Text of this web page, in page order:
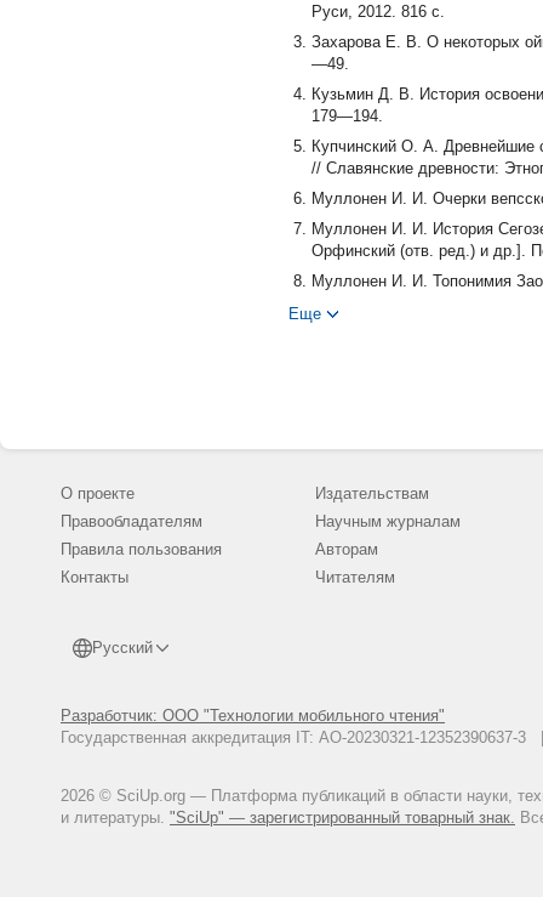
Руси, 2012. 816 с.
Захарова Е. В. О некоторых
—49.
Кузьмин Д. В. История
179—194.
Купчинский О. А. Древнейшие
// Славянские древности:
Муллонен И. И. Очерки
Муллонен И. И. История
Орфинский (отв. ред.) и др.].
Муллонен И. И. Топонимия
Никонов В. А. География
Никонов В. А. История
С. 172—194.
Hakulinen L. Suomen kielen
Еще
О проекте
Правообладателям
Правила пользования
Контакты
Русский
Разработчик: ООО "Технологии мобильного чтения"
Государственная аккредитация IT: АО-20230321-
2026 © SciUp.org — Платформа публикаций в области науки,
и литературы. "SciUp" — зарегистрированный товарный знак.
Издательствам
Научным журналам
Авторам
Читателям